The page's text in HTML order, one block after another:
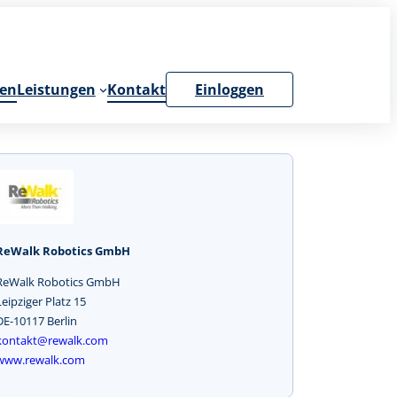
Leistungen Kontakt Einloggen
Robotics GmbH
Robotics GmbH
Platz 15
10117 Berlin